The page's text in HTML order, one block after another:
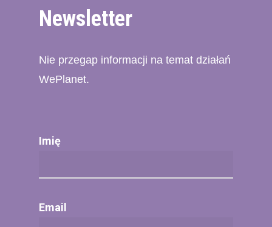
Newsletter
Nie przegap informacji na temat działań
WePlanet.
Imię
Email